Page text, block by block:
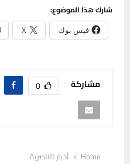
شارك هذا الموضوع:
فيس بوك X
مشاركة 0
Home
أخبار الناصرية